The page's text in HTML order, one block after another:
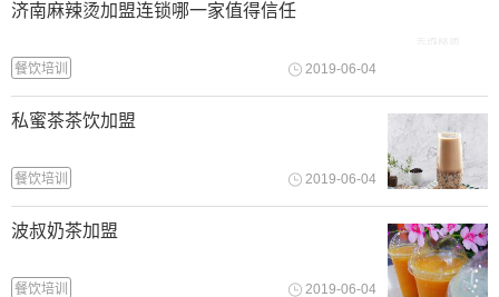
济南麻辣烫加盟连锁哪一家值得信任
2019-06-04
餐饮培训
私蜜茶茶饮加盟
2019-06-04
餐饮培训
波叔奶茶加盟
2019-06-04
餐饮培训